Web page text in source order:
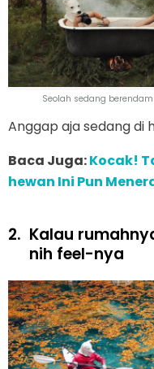
Seolah sedang
Anggap aja sedang di
Baca Juga:Kocak!
hewan Ini Pun
2. Kalau
nih feel-nya